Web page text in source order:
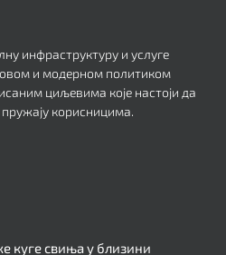
инфраструктуру и услуге
и модерном политиком
циљевима које настоји да
корисницима.
куге свиња у близини